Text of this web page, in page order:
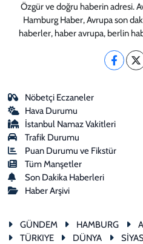
Özgür ve doğru haberin adresi.
Hamburg Haber, Avrupa son
haberler, haber avrupa, berlin
Nöbetçi Eczaneler
Hava Durumu
İstanbul Namaz Vakitleri
Trafik Durumu
Puan Durumu ve Fikstür
Tüm Manşetler
Son Dakika Haberleri
Haber Arşivi
GÜNDEM HAMBURG
TÜRKIYE
DÜNYA